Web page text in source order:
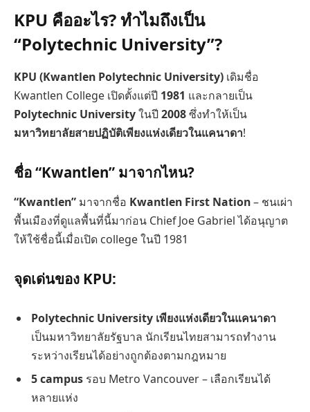
KPU คืออะไร? ทำไมถึงเป็น
“Polytechnic University”?
KPU (Kwantlen Polytechnic University) เดิมชื่อ
Kwantlen College เปิดตั้งแต่ปี 1981 และกลายเป็น
Polytechnic Universityในปี2008ซึ่งทำให้เป็น
มหาวิทยาลัยสายปฏิบัติเพียงแห่งเดียวในแคนาดา!
ชื่อ “Kwantlen” มาจากไหน?
“Kwantlen” มาจากชื่อ Kwantlen First Nation– ชนเผ่า
พื้นเมืองที่ดูแลพื้นที่นี้มาก่อน Chief Joe Gabriel ได้อนุญาต
ให้ใช้ชื่อนี้เมื่อเปิด college ในปี 1981
จุดเด่นของ KPU:
Polytechnic University เพียงแห่งเดียวในแคนาดา
เป็นมหาวิทยาลัยรัฐบาล นักเรียนไทยสามารถทำงาน
ระหว่างเรียนได้อย่างถูกต้องตามกฎหมาย
5 campus รอบ Metro Vancouver – เลือกเรียนได้
หลายแห่ง